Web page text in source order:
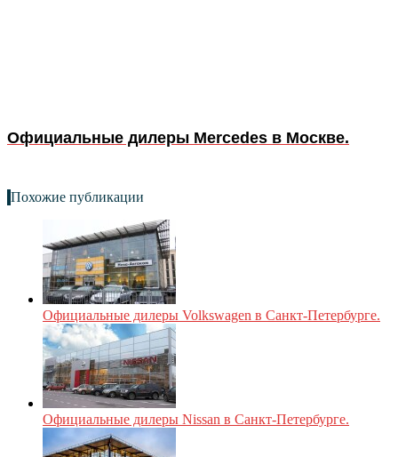
Официальные дилеры Mercedes в Москве.
Похожие публикации
Официальные дилеры Volkswagen в Санкт-Петербурге.
Официальные дилеры Nissan в Санкт-Петербурге.